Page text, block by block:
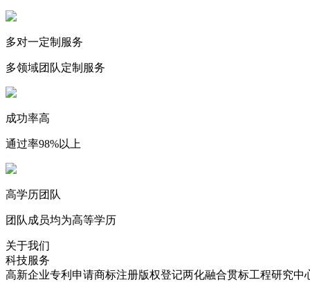
多对一定制服务
多领域团队定制服务
成功率高
通过率98%以上
高学历团队
团队成员均为高等学历
关于我们
科技服务
高新企业专利申请商标注册版权登记两化融合贯标工程研究中